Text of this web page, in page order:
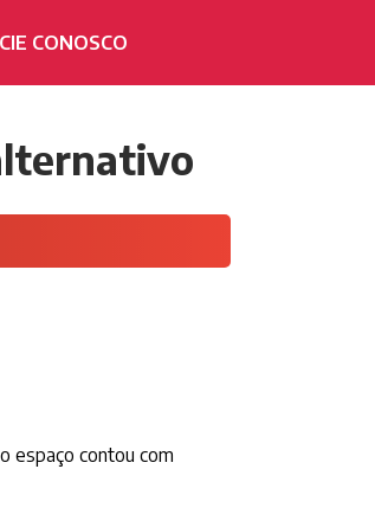
CONOSCO
espaço contou com